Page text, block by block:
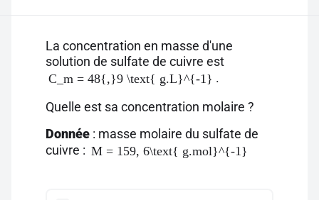
La concentration en masse d'une
solution de sulfate de cuivre est
C_m = 48{,}9 \text{ g.L}^{-1} .
Quelle est sa concentration molaire ?
Donnée : masse molaire du sulfate de
cuivre : M = 159, 6\text{ g.mol}^{-1}